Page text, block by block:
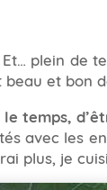
plein de
et bon
temps,
avec les
plus, je